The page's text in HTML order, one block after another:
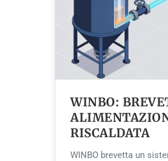
WINBO:
RISCALDATA
WINBO brevetta un